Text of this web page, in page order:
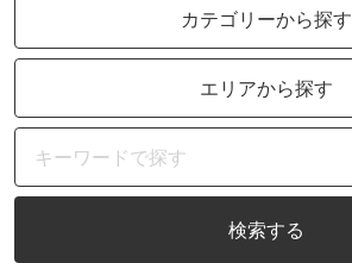
カテゴリーから探す
エリアから探す
検索する